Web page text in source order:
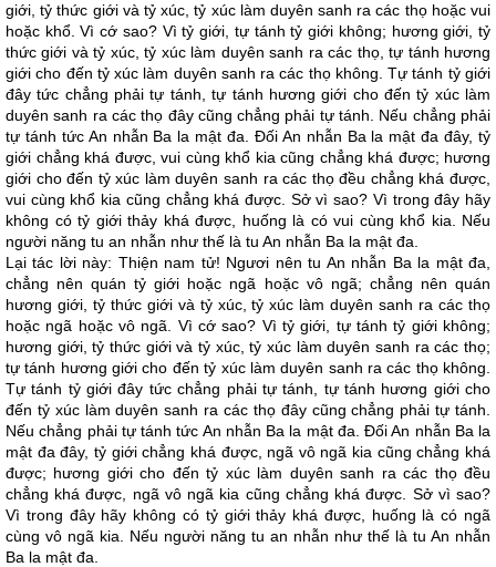
giới, tỷ thức giới và tỷ xúc, tỷ xúc làm duyên sanh ra các thọ hoặc vui
hoặc khổ. Vì cớ sao? Vì tỷ giới, tự tánh tỷ giới không; hương giới, tỷ
thức giới và tỷ xúc, tỷ xúc làm duyên sanh ra các thọ, tự tánh hương
giới cho đến tỷ xúc làm duyên sanh ra các thọ không. Tự tánh tỷ giới
đây tức chẳng phải tự tánh, tự tánh hương giới cho đến tỷ xúc làm
duyên sanh ra các thọ đây cũng chẳng phải tự tánh. Nếu chẳng phải
tự tánh tức An nhẫn Ba la mật đa. Đối An nhẫn Ba la mật đa đây, tỷ
giới chẳng khá được, vui cùng khổ kia cũng chẳng khá được; hương
giới cho đến tỷ xúc làm duyên sanh ra các thọ đều chẳng khá được,
vui cùng khổ kia cũng chẳng khá được. Sở vì sao? Vì trong đây hãy
không có tỷ giới thảy khá được, huống là có vui cùng khổ kia. Nếu
người năng tu an nhẫn như thế là tu An nhẫn Ba la mật đa.
Lại tác lời này: Thiện nam tử! Ngươi nên tu An nhẫn Ba la mật đa,
chẳng nên quán tỷ giới hoặc ngã hoặc vô ngã; chẳng nên quán
hương giới, tỷ thức giới và tỷ xúc, tỷ xúc làm duyên sanh ra các thọ
hoặc ngã hoặc vô ngã. Vì cớ sao? Vì tỷ giới, tự tánh tỷ giới không;
hương giới, tỷ thức giới và tỷ xúc, tỷ xúc làm duyên sanh ra các thọ;
tự tánh hương giới cho đến tỷ xúc làm duyên sanh ra các thọ không.
Tự tánh tỷ giới đây tức chẳng phải tự tánh, tự tánh hương giới cho
đến tỷ xúc làm duyên sanh ra các thọ đây cũng chẳng phải tự tánh.
Nếu chẳng phải tự tánh tức An nhẫn Ba la mật đa. Đối An nhẫn Ba la
mật đa đây, tỷ giới chẳng khá được, ngã vô ngã kia cũng chẳng khá
được; hương giới cho đến tỷ xúc làm duyên sanh ra các thọ đều
chẳng khá được, ngã vô ngã kia cũng chẳng khá được. Sở vì sao?
Vì trong đây hãy không có tỷ giới thảy khá được, huống là có ngã
cùng vô ngã kia. Nếu người năng tu an nhẫn như thế là tu An nhẫn
Ba la mật đa.